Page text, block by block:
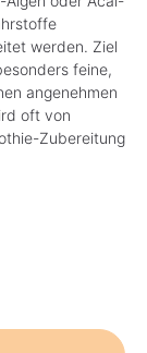
werden. Ziel
feine,
angenehmen
oft von
Zubereitung